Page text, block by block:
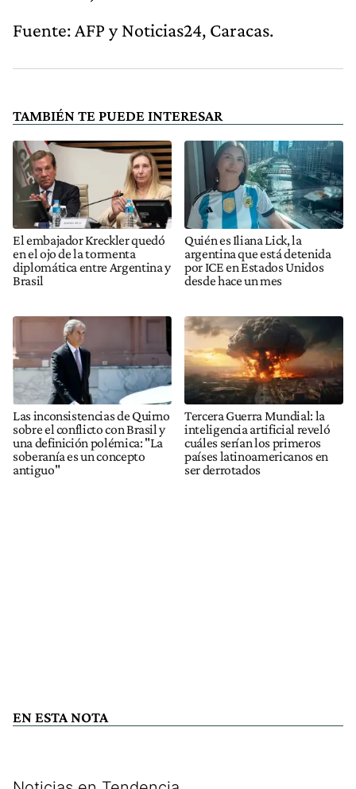
Fuente: AFP y Noticias24, Caracas.
TAMBIÉN TE PUEDE INTERESAR
El embajador Kreckler quedó
en el ojo de la tormenta
diplomática entre Argentina y
Brasil
Quién es Iliana Lick, la
argentina que está detenida
por ICE en Estados Unidos
desde hace un mes
Las inconsistencias de Quirno
sobre el conflicto con Brasil y
una definición polémica: "La
soberanía es un concepto
antiguo"
Tercera Guerra Mundial: la
inteligencia artificial reveló
cuáles serían los primeros
países latinoamericanos en
ser derrotados
EN ESTA NOTA